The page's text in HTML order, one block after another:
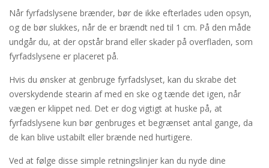
Når fyrfadslysene brænder, bør de ikke efterlades uden opsyn,
og de bør slukkes, når de er brændt ned til 1 cm. På den måde
undgår du, at der opstår brand eller skader på overfladen, som
fyrfadslysene er placeret på.
Hvis du ønsker at genbruge fyrfadslyset, kan du skrabe det
overskydende stearin af med en ske og tænde det igen, når
vægen er klippet ned. Det er dog vigtigt at huske på, at
fyrfadslysene kun bør genbruges et begrænset antal gange, da
de kan blive ustabilt eller brænde ned hurtigere.
Ved at følge disse simple retningslinjer kan du nyde dine